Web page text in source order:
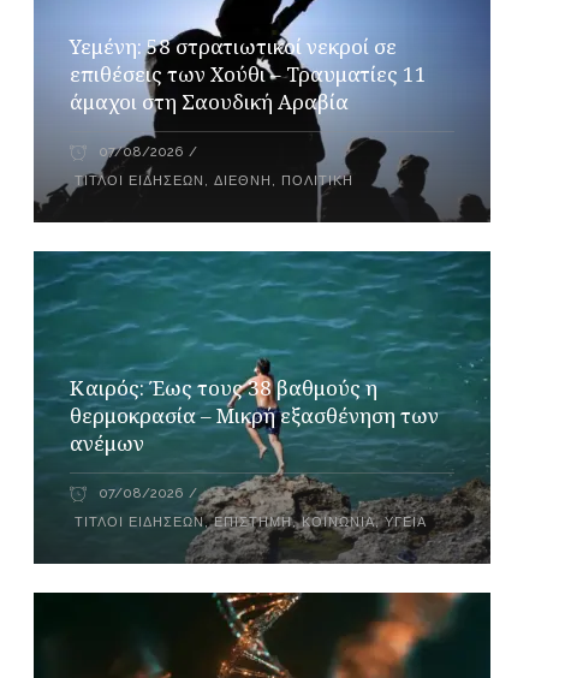
Υεμένη: 58 στρατιωτικοί νεκροί σε
επιθέσεις των Χούθι – Τραυματίες 11
άμαχοι στη Σαουδική Αραβία
07/08/2026
ΤΊΤΛΟΙ ΕΙΔΉΣΕΩΝ ,ΔΙΕΘΝΉ , ΠΟΛΙΤΙΚΉ
Καιρός: Έως τους 38 βαθμούς η
θερμοκρασία – Μικρή εξασθένηση των
ανέμων
07/08/2026
ΤΊΤΛΟΙ ΕΙΔΉΣΕΩΝ,ΕΠΙΣΤΉΜΗ,ΚΟΙΝΩΝΙΑ,ΥΓΕΊΑ